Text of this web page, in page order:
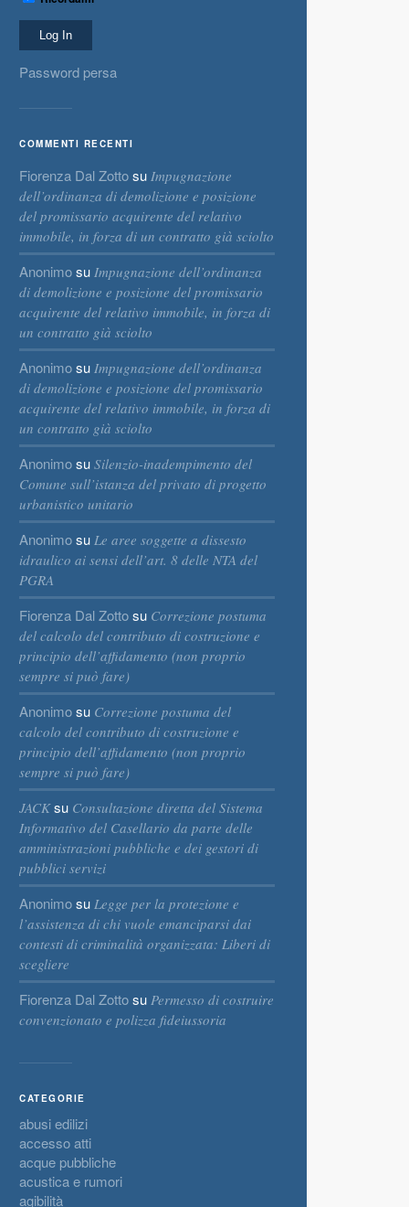
Password persa
COMMENTI RECENTI
Fiorenza Dal Zottosu Impugnazione
dell’ordinanza di demolizione e posizione
del promissario acquirente del relativo
immobile, in forza di un contratto già sciolto
Anonimosu Impugnazione dell’ordinanza
di demolizione e posizione del promissario
acquirente del relativo immobile, in forza di
un contratto già sciolto
Anonimosu Impugnazione dell’ordinanza
di demolizione e posizione del promissario
acquirente del relativo immobile, in forza di
un contratto già sciolto
Anonimosu Silenzio-inadempimento del
Comune sull’istanza del privato di progetto
urbanistico unitario
Anonimosu Le aree soggette a dissesto
idraulico ai sensi dell’art. 8 delle NTA del
PGRA
Fiorenza Dal Zottosu Correzione postuma
del calcolo del contributo di costruzione e
principio dell’affidamento (non proprio
sempre si può fare)
Anonimosu Correzione postuma del
calcolo del contributo di costruzione e
principio dell’affidamento (non proprio
sempre si può fare)
JACKsu Consultazione diretta del Sistema
Informativo del Casellario da parte delle
amministrazioni pubbliche e dei gestori di
pubblici servizi
Anonimosu Legge per la protezione e
l’assistenza di chi vuole emanciparsi dai
contesti di criminalità organizzata: Liberi di
scegliere
Fiorenza Dal Zottosu Permesso di costruire
convenzionato e polizza fideiussoria
CATEGORIE
abusi edilizi
accesso atti
acque pubbliche
acustica e rumori
agibilità